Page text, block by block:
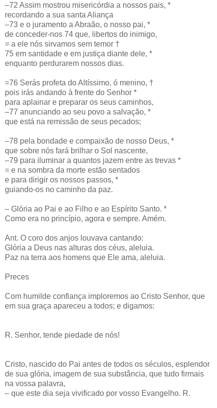
–72 Assim mostrou misericórdia a nossos pais, *
recordando a sua santa Aliança
–73 e o juramento a Abraão, o nosso pai, *
de conceder-nos 74 que, libertos do inimigo,
= a ele nós sirvamos sem temor †
75 em santidade e em justiça diante dele, *
enquanto perdurarem nossos dias.
=76 Serás profeta do Altíssimo, ó menino, †
pois irás andando à frente do Senhor *
para aplainar e preparar os seus caminhos,
–77 anunciando ao seu povo a salvação, *
que está na remissão de seus pecados;
–78 pela bondade e compaixão de nosso Deus, *
que sobre nós fará brilhar o Sol nascente,
–79 para iluminar a quantos jazem entre as trevas *
= e na sombra da morte estão sentados
e para dirigir os nossos passos, *
guiando-os no caminho da paz.
– Glória ao Pai e ao Filho e ao Espírito Santo. *
Como era no princípio, agora e sempre. Amém.
Ant. O coro dos anjos louvava cantando:
Glória a Deus nas alturas dos céus, aleluia.
Paz na terra aos homens que Ele ama, aleluia.
Preces
Com humilde confiança imploremos ao Cristo Senhor, que
em sua graça apareceu a todos; e digamos:
R. Senhor, tende piedade de nós!
Cristo, nascido do Pai antes de todos os séculos, esplendor
de sua glória, imagem de sua substância, que tudo firmais
na vossa palavra,
– que este dia seja vivificado por vosso Evangelho. R.